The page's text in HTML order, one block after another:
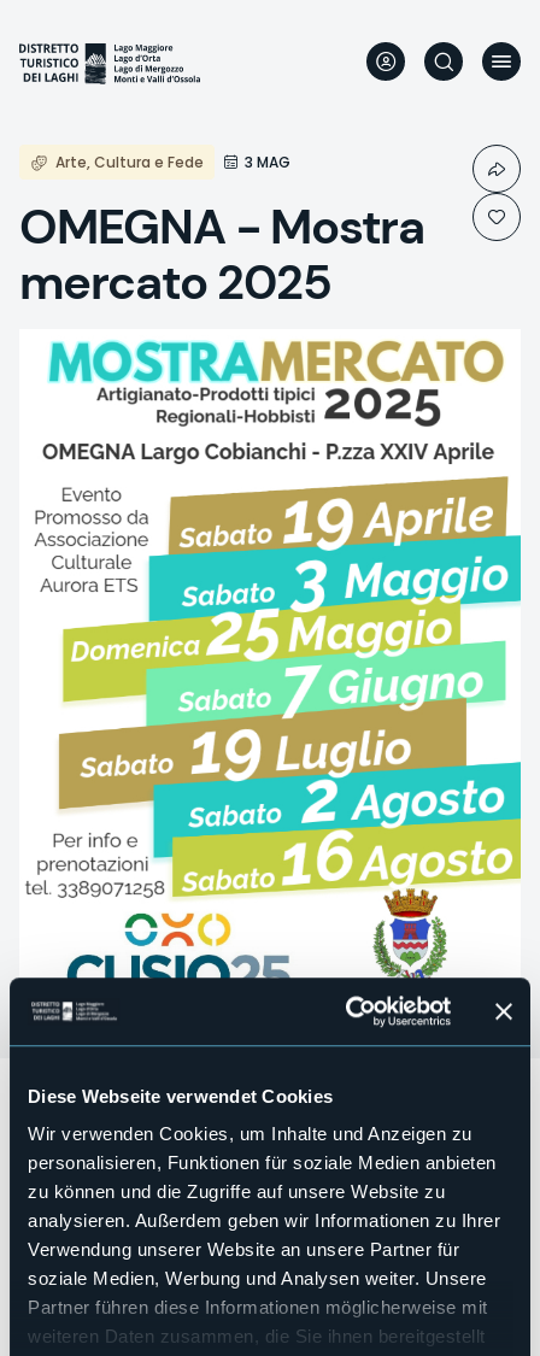
Diese Webseite verwendet Cookies
Wir verwenden Cookies, um Inhalte und Anzeigen zu
personalisieren, Funktionen für soziale Medien anbieten
zu können und die Zugriffe auf unsere Website zu
analysieren. Außerdem geben wir Informationen zu Ihrer
Verwendung unserer Website an unsere Partner für
soziale Medien, Werbung und Analysen weiter. Unsere
Partner führen diese Informationen möglicherweise mit
weiteren Daten zusammen, die Sie ihnen bereitgestellt
Inhalt
Arte, Cultura e Fede 3 MAG
OMEGNA - Mostra
mercato 2025
Sabato 3 maggionella centralissima Omegna,
utilizzando anche parte dei portici dello storico Municipio
della Città, saranno presenti artigiani, produttori di prodotti
tipici locali e non, hobbisti selezionati, collezionismo e
vintage. Gli orari della manifestazione sonodalle 9:00del
mattino sino alle ore 20:00della sera.
Veranstaltungsmanager
Associazione Culturale Aurora ETS
Veranstaltungsort
Largo Cobianchi e Piazza XXIV Aprile